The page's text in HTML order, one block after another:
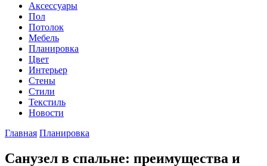
Аксессуары
Пол
Потолок
Мебель
Планировка
Цвет
Интерьер
Стены
Стили
Текстиль
Новости
Главная Планировка
Санузел в спальне: преимущества и